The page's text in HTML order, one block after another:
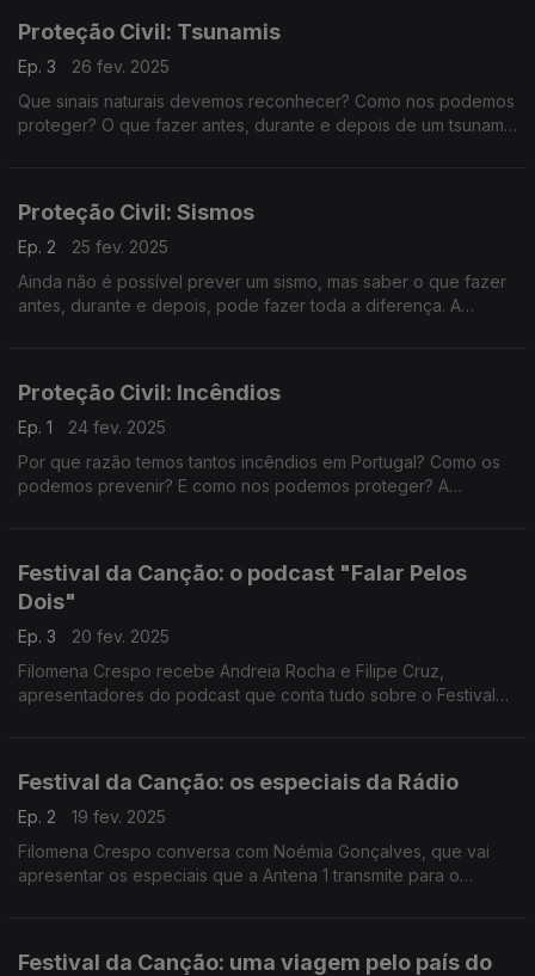
Proteção Civil: Tsunamis
Ep. 3
26 fev. 2025
Que sinais naturais devemos reconhecer? Como nos podemos
proteger? O que fazer antes, durante e depois de um tsunami?
Proteção Civil: Sismos
Ep. 2
25 fev. 2025
Ainda não é possível prever um sismo, mas saber o que fazer
antes, durante e depois, pode fazer toda a diferença. A
Proteção Civil: Incêndios
Ep. 1
24 fev. 2025
Por que razão temos tantos incêndios em Portugal? Como os
podemos prevenir? E como nos podemos proteger? A
Festival da Canção: o podcast "Falar Pelos
Dois"
Ep. 3
20 fev. 2025
Filomena Crespo recebe Andreia Rocha e Filipe Cruz,
apresentadores do podcast que conta tudo sobre o Festival
Festival da Canção: os especiais da Rádio
Ep. 2
19 fev. 2025
Filomena Crespo conversa com Noémia Gonçalves, que vai
apresentar os especiais que a Antena 1 transmite para o
Festival da Canção: uma viagem pelo país do